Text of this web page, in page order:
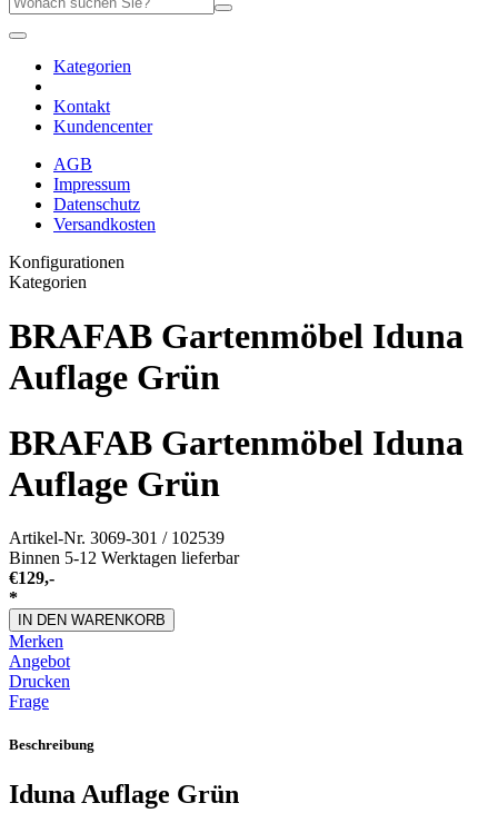
Kategorien
Kontakt
Kundencenter
AGB
Impressum
Datenschutz
Versandkosten
Konfigurationen
Kategorien
BRAFAB Gartenmöbel Iduna
Auflage Grün
BRAFAB Gartenmöbel Iduna
Auflage Grün
Artikel-Nr. 3069-301 / 102539
Binnen 5-12 Werktagen lieferbar
€129,-
*
IN DEN WARENKORB
Merken
Angebot
Drucken
Frage
Beschreibung
Iduna Auflage Grün